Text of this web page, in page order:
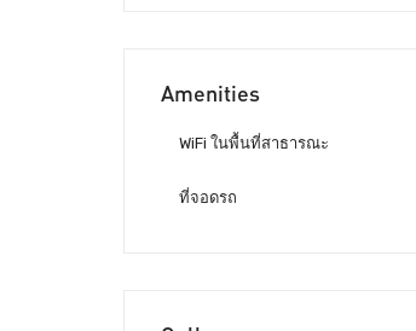
Amenities
WiFi ในพื้นที่สาธารณะ
ที่จอดรถ